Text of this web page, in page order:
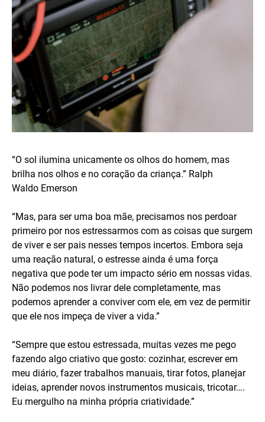
“O sol ilumina unicamente os olhos do homem, mas
brilha nos olhos e no coração da criança.” Ralph
Waldo Emerson
“Mas, para ser uma boa mãe, precisamos nos perdoar
primeiro por nos estressarmos ​​com as coisas que surgem
de viver e ser pais nesses tempos incertos. Embora seja
uma reação natural, o estresse ainda é uma força
negativa que pode ter um impacto sério em nossas vidas.
Não podemos nos livrar dele completamente, mas
podemos aprender a conviver com ele, em vez de permitir
que ele nos impeça de viver a vida.”
“Sempre que estou estressada, muitas vezes me pego
fazendo algo criativo que gosto: cozinhar, escrever em
meu diário, fazer trabalhos manuais, tirar fotos, planejar
ideias, aprender novos instrumentos musicais, tricotar….
Eu mergulho na minha própria criatividade.”